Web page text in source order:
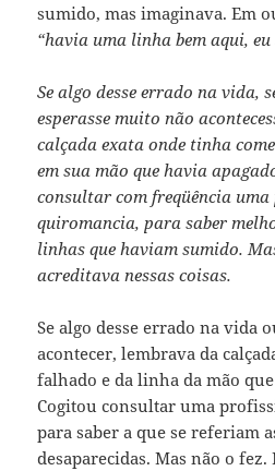
sumido, mas imaginava. Em
“havia uma linha bem aqui, eu
Se algo desse errado na vida,
esperasse muito não
calçada exata onde tinha
em sua mão que havia
consultar com freqüência
quiromancia, para saber
linhas que haviam sumido.
acreditava nessas coisas.
Se algo desse errado na vida
acontecer, lembrava da
falhado e da linha da mão
Cogitou consultar uma
para saber a que se referiam
desaparecidas. Mas não o fez.